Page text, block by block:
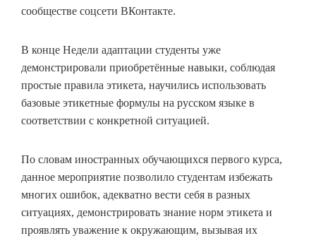
сообществе соцсети ВКонтакте.
В конце Недели адаптации студенты уже
демонстрировали приобретённые навыки, соблюдая
простые правила этикета, научились использовать
базовые этикетные формулы на русском языке в
соответствии с конкретной ситуацией.
По словам иностранных обучающихся первого курса,
данное мероприятие позволило студентам избежать
многих ошибок, адекватно вести себя в разных
ситуациях, демонстрировать знание норм этикета и
проявлять уважение к окружающим, вызывая их